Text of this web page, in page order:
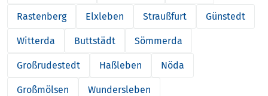
Rastenberg Elxleben Straußfurt Günstedt
Witterda Buttstädt Sömmerda
Großrudestedt Haßleben Nöda
Großmölsen Wundersleben